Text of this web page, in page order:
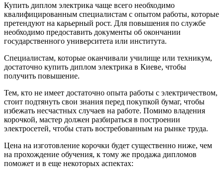
Купить диплом электрика чаще всего необходимо
квалифицированным специалистам с опытом работы, которые
претендуют на карьерный рост. Для повышения по службе
необходимо предоставить документы об окончании
государственного университета или института.
Специалистам, которые оканчивали училище или техникум,
достаточно купить диплом электрика в Киеве, чтобы
получить повышение.
Тем, кто не имеет достаточно опыта работы с электричеством,
стоит подтянуть свои знания перед покупкой бумаг, чтобы
избежать несчастных случаев на работе. Помимо владения
корочкой, мастер должен разбираться в построении
электросетей, чтобы стать востребованным на рынке труда.
Цена на изготовление корочки будет существенно ниже, чем
на прохождение обучения, к тому же продажа дипломов
поможет и в еще некоторых аспектах: